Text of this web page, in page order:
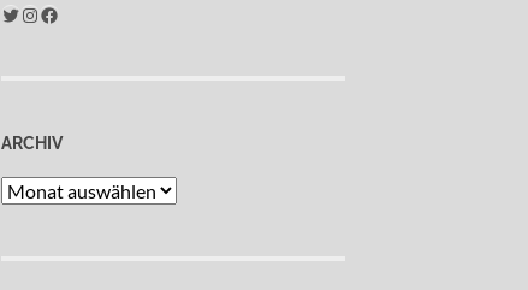
Twitter Instagram Facebook
ARCHIV
Archiv